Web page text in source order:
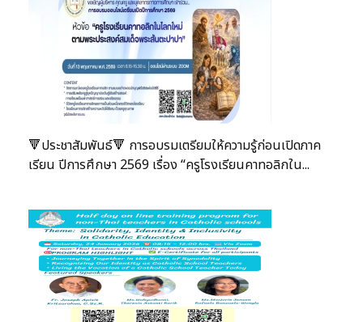
🔻ประชาสัมพันธ์🔻 การอบรมเตรียมให้ความรู้ก่อนเปิดภาค
เรียน ปีการศึกษา 2569 เรื่อง “ครูโรงเรียนคาทอลิกใน...